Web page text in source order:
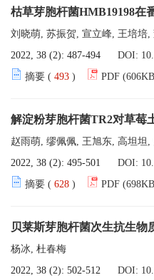
枯草芽胞杆菌HMB19198在
刘晓萌, 苏振贺, 宣立峰, 王培培
2022, 38 (2): 487-494
DOI:
摘要 ( 493 ) PDF
解淀粉芽胞杆菌TR2对草莓
赵雨萌, 缪佩佩, 王旭东, 高坦坦
2022, 38 (2): 495-501
DOI:
摘要 ( 628 ) PDF
贝莱斯芽胞杆菌次生抗生物
杨冰, 杜春梅
2022, 38 (2): 502-512
DOI: